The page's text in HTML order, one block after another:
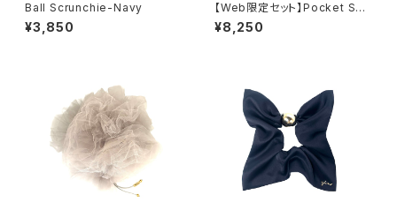
Ball Scrunchie-Navy
¥3,850
【Web限定セット】Pocket Squ
are Scrunchie & minishush
u set-WHITE
¥8,250